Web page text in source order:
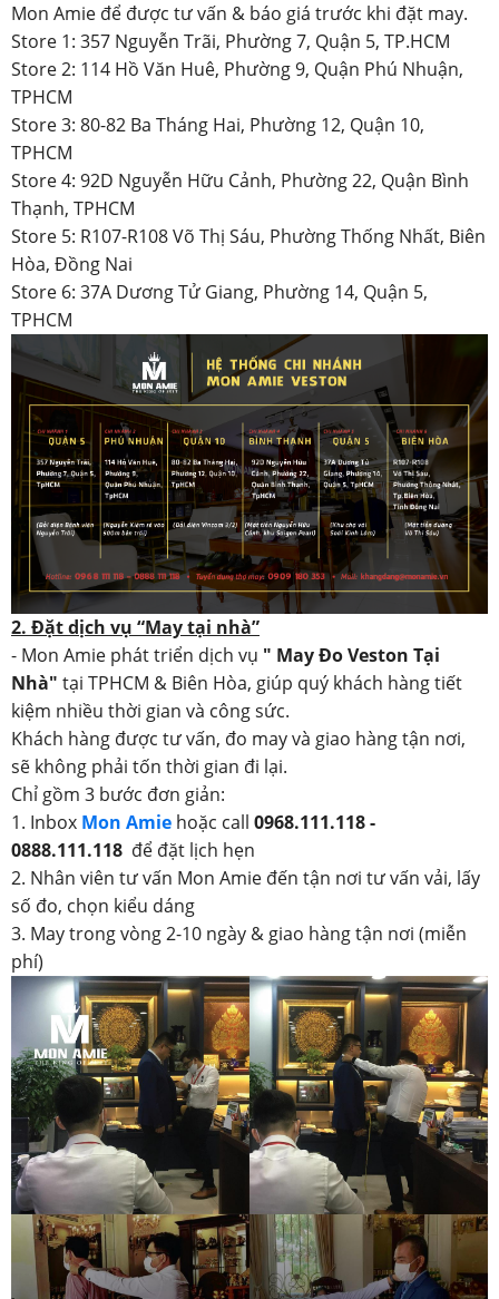
Mon Amie để được tư vấn & báo giá trước khi đặt may.
Store 1: 357 Nguyễn Trãi, Phường 7, Quận 5, TP.HCM
Store 2: 114 Hồ Văn Huê, Phường 9, Quận Phú Nhuận,
TPHCM
Store 3: 80-82 Ba Tháng Hai, Phường 12, Quận 10,
TPHCM
Store 4: 92D Nguyễn Hữu Cảnh, Phường 22, Quận Bình
Thạnh, TPHCM
Store 5: R107-R108 Võ Thị Sáu, Phường Thống Nhất, Biên
Hòa, Đồng Nai
Store 6: 37A Dương Tử Giang, Phường 14, Quận 5,
TPHCM
2. Đặt dịch vụ “May tại nhà”
- Mon Amie phát triển dịch vụ " May Đo Veston Tại
Nhà" tại TPHCM & Biên Hòa, giúp quý khách hàng tiết
kiệm nhiều thời gian và công sức.
Khách hàng được tư vấn, đo may và giao hàng tận nơi,
sẽ không phải tốn thời gian đi lại.
Chỉ gồm 3 bước đơn giản:
1. Inbox Mon Amie hoặc call 0968.111.118 -
0888.111.118 để đặt lịch hẹn
2. Nhân viên tư vấn Mon Amie đến tận nơi tư vấn vải, lấy
số đo, chọn kiểu dáng
3. May trong vòng 2-10 ngày & giao hàng tận nơi (miễn
phí)